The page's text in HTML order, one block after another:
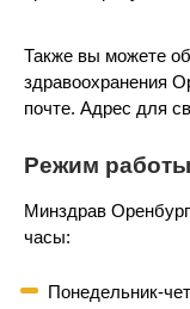
Также вы можете
здравоохранения
почте. Адрес для
Режим работы
Минздрав
часы:
Понедельник-